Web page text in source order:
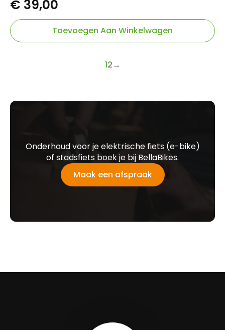
€ 39,00
Toevoegen Aan Winkelwagen
12→
Onderhoud voor je elektrische fiets (e-bike)
of stadsfiets boek je bij BellaBikes.
Maak een afspraak